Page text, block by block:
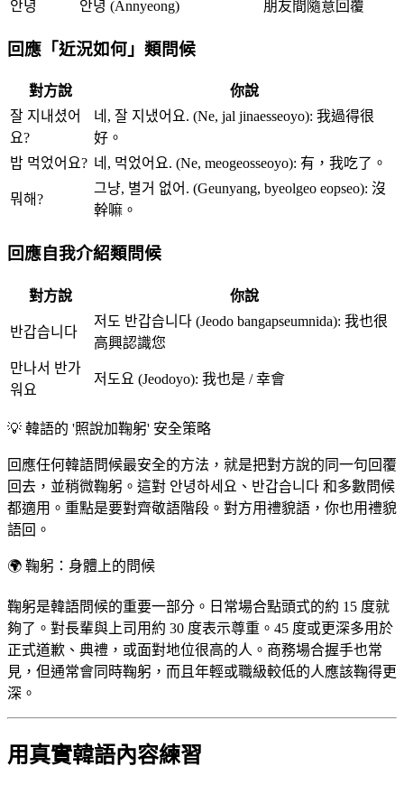
안녕 안녕 (Annyeong) 朋友間隨意回覆
回應「近況如何」類問候
對方說
你說
잘 지내셨어
요?
네, 잘 지냈어요. (Ne, jal jinaesseoyo): 我過得很
好。
밥 먹었어요? 네, 먹었어요. (Ne, meogeosseoyo): 有，我吃了。
뭐해?
그냥, 별거 없어. (Geunyang, byeolgeo eopseo): 沒
幹嘛。
回應自我介紹類問候
對方說 你說
반갑습니다
저도 반갑습니다 (Jeodo bangapseumnida): 我也很
高興認識您
만나서 반가
워요
저도요 (Jeodoyo): 我也是 / 幸會
💡 韓語的 '照說加鞠躬' 安全策略
回應任何韓語問候最安全的方法，就是把對方說的同一句回覆
回去，並稍微鞠躬。這對 안녕하세요、반갑습니다 和多數問候
都適用。重點是要對齊敬語階段。對方用禮貌語，你也用禮貌
語回。
🌍 鞠躬：身體上的問候
鞠躬是韓語問候的重要一部分。日常場合點頭式的約 15 度就
夠了。對長輩與上司用約 30 度表示尊重。45 度或更深多用於
正式道歉、典禮，或面對地位很高的人。商務場合握手也常
見，但通常會同時鞠躬，而且年輕或職級較低的人應該鞠得更
深。
用真實韓語內容練習